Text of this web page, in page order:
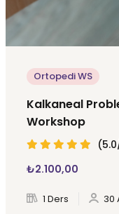
Ortopedi WS
Kalkaneal
Workshop
₺2.100,00
1 Ders 30